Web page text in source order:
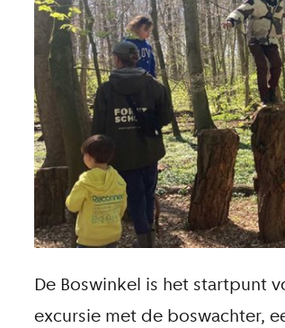
De Boswinkel is het startpunt
excursie met de boswachter,